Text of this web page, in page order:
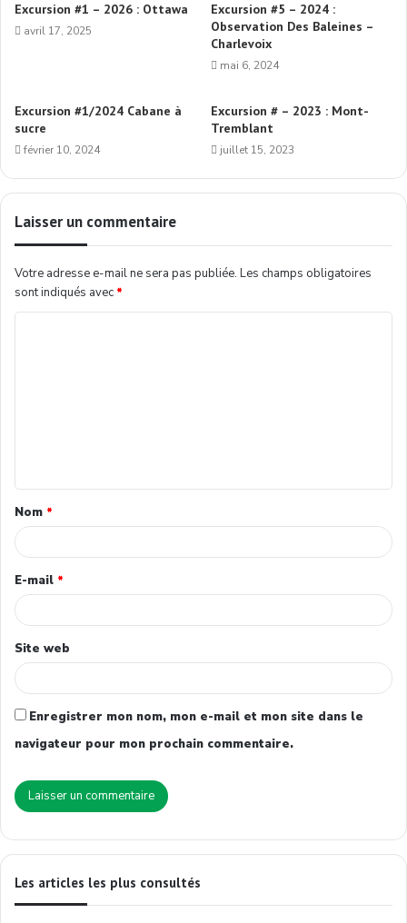
Excursion #1 – 2026 : Ottawa
avril 17, 2025
Excursion #5 – 2024 :
Observation Des Baleines –
Charlevoix
mai 6, 2024
Excursion #1/2024 Cabane à
sucre
février 10, 2024
Excursion # – 2023 : Mont-
Tremblant
juillet 15, 2023
Laisser un commentaire
Votre adresse e-mail ne sera pas publiée. Les champs obligatoires
sont indiqués avec *
Nom *
E-mail *
Site web
Enregistrer mon nom, mon e-mail et mon site dans le
navigateur pour mon prochain commentaire.
Les articles les plus consultés